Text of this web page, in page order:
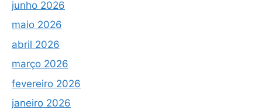
junho 2026
maio 2026
abril 2026
março 2026
fevereiro 2026
janeiro 2026